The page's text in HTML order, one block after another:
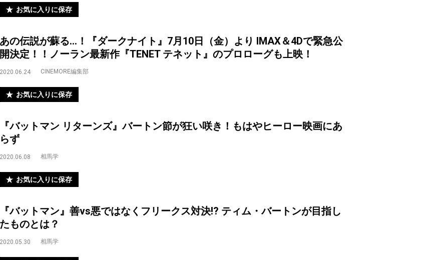
お気に入りに保存
あの伝説が蘇る…！『ダークナイト』7月10日（金）より IMAX＆4Dで緊急公
開決定！！ノーラン最新作『TENET テネット』のプロローグも上映！
2020.06.24 CINEMORE編集部
お気に入りに保存
『バットマン リターンズ』バートン節が狂い咲き！もはやヒーロー映画にあ
らず
2020.06.08 相馬学
お気に入りに保存
『バットマン』善vs悪ではなくフリークス対決!? ティム・バートンが目指し
たものとは？
2020.05.30 相馬学